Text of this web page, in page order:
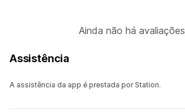
Ainda não há avaliações
Assistência
A assistência da app é prestada por Station.